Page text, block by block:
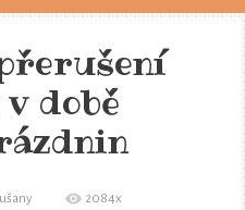
době
2084x